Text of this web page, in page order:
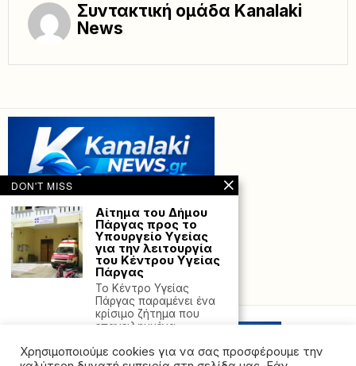
Συντακτική ομάδα Kanalaki
News
by Hostville”)
Χρησιμοποιούμε cookies για να σας προσφέρουμε την
DON'T MISS
Αίτημα του Δήμου
Πάργας προς το
Υπουργείο Υγείας
για την λειτουργία
του Κέντρου Υγείας
Πάργας
Το Κέντρο Υγείας
Πάργας παραμένει ένα
κρίσιμο ζήτημα που
επανειλημμένα
ΑΑΔΕ: Ψηφιακό